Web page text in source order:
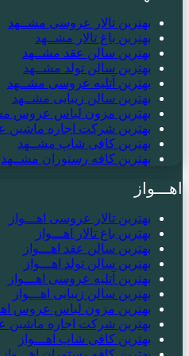
بهترین تالار عروسی مشــهد
بهترین باغ تالار مشــهد
بهترین سالن عقد مشــهد
بهترین سالن تولد مشــهد
بهترین آتلیه عروسی مشــهد
بهترین سالن زیبایی مشــهد
بهترین مزون لباس عروس
بهترین شرکت اجاره
بهترین کافی شاپ مشــهد
بهترین کافه رستوران مشــهد
اهـــواز
بهترین تالار عروسی اهـــواز
بهترین باغ تالار اهـــواز
بهترین سالن عقد اهـــواز
بهترین سالن تولد اهـــواز
بهترین آتلیه عروسی اهـــواز
بهترین سالن زیبایی اهـــواز
بهترین مزون لباس عروس
بهترین شرکت اجاره ماشین
بهترین کافی شاپ اهـــواز